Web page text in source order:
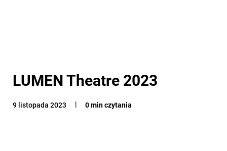
LUMEN Theatre 2023
9 listopada 2023 0 min czytania